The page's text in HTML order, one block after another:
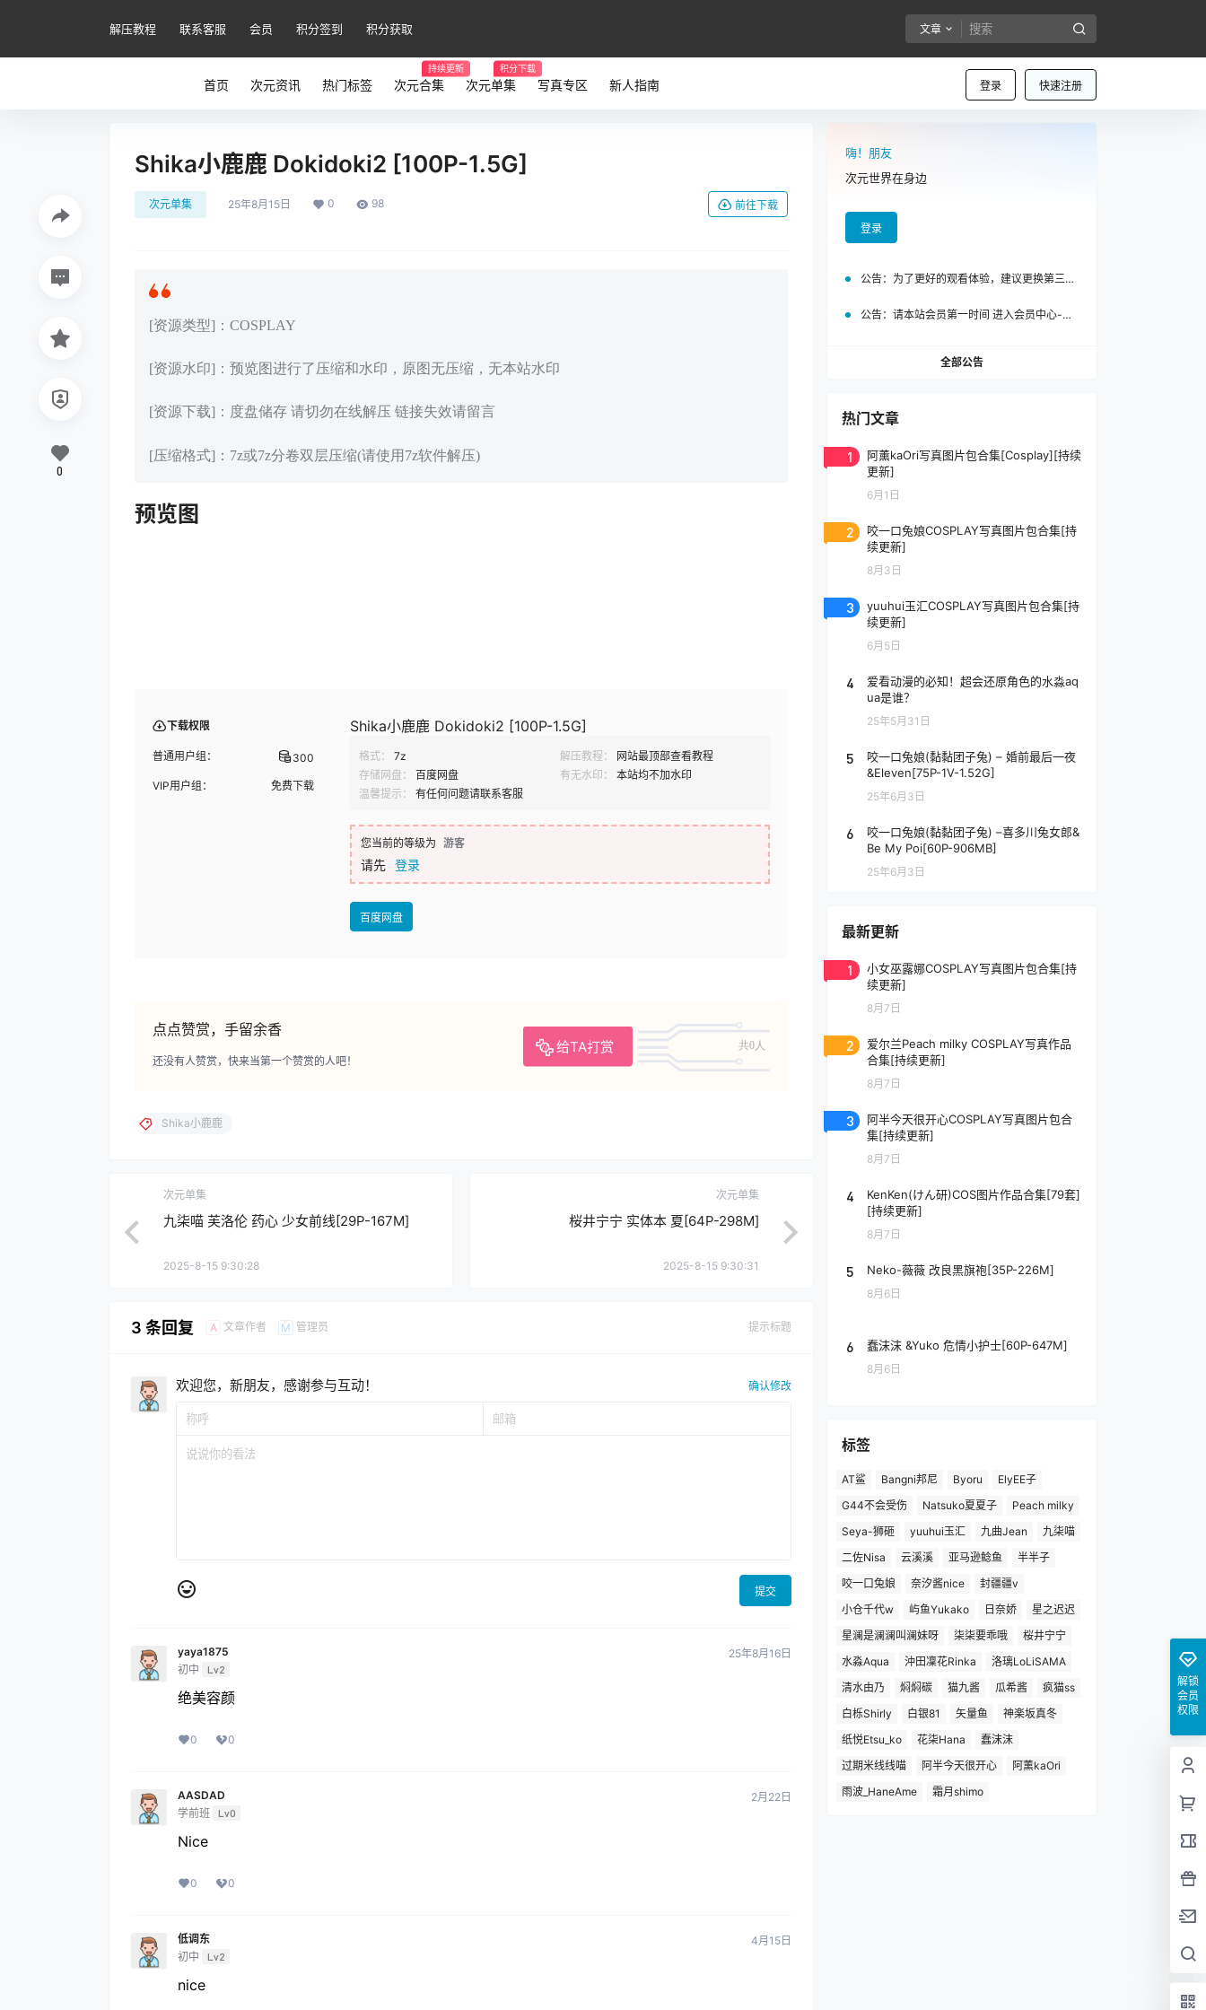
解压教程 联系客服 会员 积分签到 积分获取 文章
登录 快速注册
首页 次元资讯 热门标签 次元合集
持续更新
次元单集
积分下载
写真专区 新人指南
Shika小鹿鹿 Dokidoki2 [100P-1.5G]
次元单集 25年8月15日 0 98 前往下载
[资源类型]：COSPLAY
[资源水印]：预览图进行了压缩和水印，原图无压缩，无本站水印
[资源下载]：度盘储存 请切勿在线解压 链接失效请留言
[压缩格式]：7z或7z分卷双层压缩(请使用7z软件解压)
预览图
下载权限
普通用户组： 300
VIP用户组： 免费下载
Shika小鹿鹿 Dokidoki2 [100P-1.5G]
格式： 7z 解压教程：
网站最顶部查看教程
存储网盘：
百度网盘 有无水印：
本站均不加水印
温馨提示：
有任何问题请联系客服
您当前的等级为 游客
请先 登录
百度网盘
点点赞赏，手留余香
给TA打赏 共0人
还没有人赞赏，快来当第一个赞赏的人吧！
0
Shika小鹿鹿
次元单集
九柒喵 芙洛伦 药心 少女前线[29P-167M]
2025-8-15 9:30:28
次元单集
桜井宁宁 实体本 夏[64P-298M]
2025-8-15 9:30:31
3 条回复 A 文章作者 M 管理员 提示标题
欢迎您，新朋友，感谢参与互动！ 确认修改
提交
yaya1875
初中
Lv2
25年8月16日
绝美容颜
0 0
AASDAD
学前班 Lv0
2月22日
Nice
0 0
低调东
初中
Lv2
4月15日
nice
嗨！朋友
次元世界在身边
登录
公告： 为了更好的观看体验，建议更换第三方浏览器访问泡面站
公告： 请本站会员第一时间 进入会员中心-我的设置中为您的账号绑定邮箱!
全部公告
热门文章
1
阿薰kaOri写真图片包合集[Cosplay][持续
更新]
6月1日
2
咬一口兔娘COSPLAY写真图片包合集[持
续更新]
8月3日
3
yuuhui玉汇COSPLAY写真图片包合集[持
续更新]
6月5日
4
爱看动漫的必知！超会还原角色的水淼aq
ua是谁？
25年5月31日
5
咬一口兔娘(黏黏团子兔) – 婚前最后一夜
&Eleven[75P-1V-1.52G]
25年6月3日
6
咬一口兔娘(黏黏团子兔) –喜多川兔女郎&
Be My Poi[60P-906MB]
25年6月3日
最新更新
1
小女巫露娜COSPLAY写真图片包合集[持
续更新]
8月7日
2
爱尔兰Peach milky COSPLAY写真作品
合集[持续更新]
8月7日
3
阿半今天很开心COSPLAY写真图片包合
集[持续更新]
8月7日
4
KenKen(けん研)COS图片作品合集[79套]
[持续更新]
8月7日
5 Neko-薇薇 改良黑旗袍[35P-226M]
8月6日
6 蠢沫沫 &Yuko 危情小护士[60P-647M]
8月6日
标签
AT鲨 Bangni邦尼 Byoru
ElyEE子
G44不会受伤
Natsuko夏夏子
Peach milky
Seya-狮砸
yuuhui玉汇 九曲Jean
九柒喵
二佐Nisa
云溪溪 亚马逊鲶鱼
半半子
咬一口兔娘
奈汐酱nice
封疆疆v
小仓千代w
屿鱼Yukako 日奈娇
星之迟迟
星澜是澜澜叫澜妹呀
柒柒要乖哦
桜井宁宁
水淼Aqua
沖田凜花Rinka
洛璃LoLiSAMA
清水由乃
焖焖碳 猫九酱 瓜希酱
疯猫ss
白栎Shirly
白银81 矢量鱼
神楽坂真冬
纸悦Etsu_ko
花柒Hana
蠢沫沫
过期米线线喵
阿半今天很开心
阿薰kaOri
雨波_HaneAme
霜月shimo
解锁
会员
权限